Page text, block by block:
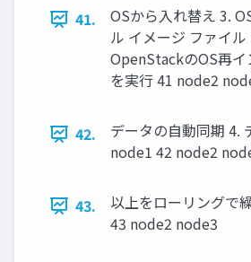
41.
OSから入れ替え 3.
ル イメージ ファイ
OpenStackのOS再イ
を実行 41 node2
42.
データの自動同期 4.
node1 42 node2
43.
以上をローリングで
43 node2 node3